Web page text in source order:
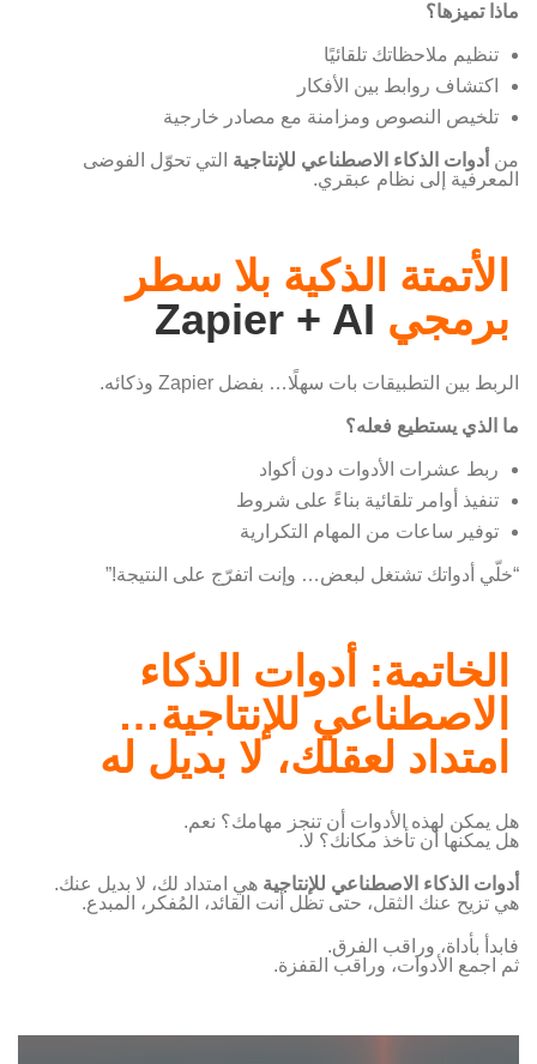
ماذا تميزها؟
تنظيم ملاحظاتك تلقائيًا
اكتشاف روابط بين الأفكار
تلخيص النصوص ومزامنة مع مصادر خارجية
من أدوات الذكاء الاصطناعي للإنتاجية التي تحوّل الفوضى
المعرفية إلى نظام عبقري.
الأتمتة الذكية بلا سطر
برمجي Zapier + AI
الربط بين التطبيقات بات سهلًا… بفضل Zapier وذكائه.
ما الذي يستطيع فعله؟
ربط عشرات الأدوات دون أكواد
تنفيذ أوامر تلقائية بناءً على شروط
توفير ساعات من المهام التكرارية
“خلّي أدواتك تشتغل لبعض… وإنت اتفرّج على النتيجة!”
الخاتمة: أدوات الذكاء
الاصطناعي للإنتاجية…
امتداد لعقلك، لا بديل له
هل يمكن لهذه الأدوات أن تنجز مهامك؟ نعم.
هل يمكنها أن تأخذ مكانك؟ لا.
أدوات الذكاء الاصطناعي للإنتاجية هي امتداد لك، لا بديل عنك.
هي تزيح عنك الثقل، حتى تظل أنت القائد، المُفكر، المبدع.
فابدأ بأداة، وراقب الفرق.
ثم اجمع الأدوات، وراقب القفزة.